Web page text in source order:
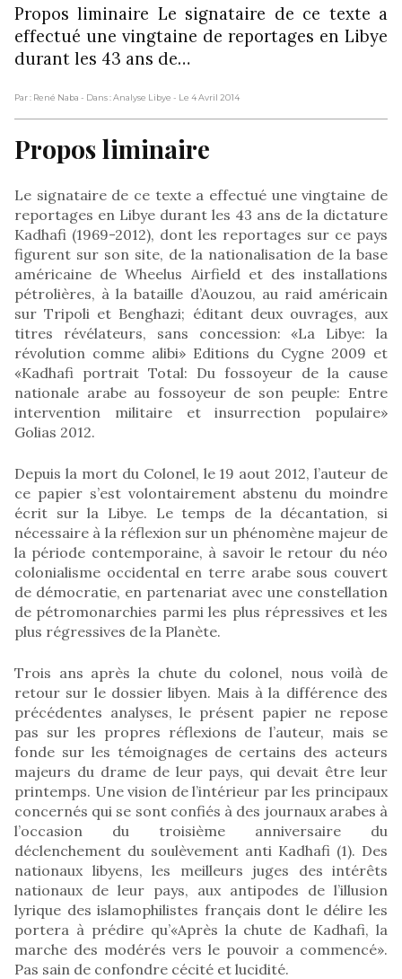
Propos liminaire Le signataire de ce texte a
effectué une vingtaine de reportages en Libye
durant les 43 ans de…
Par : René Naba - Dans : Analyse Libye - Le 4 Avril 2014
Propos liminaire
Le signataire de ce texte a effectué une vingtaine de
reportages en Libye durant les 43 ans de la dictature
Kadhafi (1969-2012), dont les reportages sur ce pays
figurent sur son site, de la nationalisation de la base
américaine de Wheelus Airfield et des installations
pétrolières, à la bataille d’Aouzou, au raid américain
sur Tripoli et Benghazi; éditant deux ouvrages, aux
titres révélateurs, sans concession: «La Libye: la
révolution comme alibi» Editions du Cygne 2009 et
«Kadhafi portrait Total: Du fossoyeur de la cause
nationale arabe au fossoyeur de son peuple: Entre
intervention militaire et insurrection populaire»
Golias 2012.
Depuis la mort du Colonel, le 19 aout 2012, l’auteur de
ce papier s’est volontairement abstenu du moindre
écrit sur la Libye. Le temps de la décantation, si
nécessaire à la réflexion sur un phénomène majeur de
la période contemporaine, à savoir le retour du néo
colonialisme occidental en terre arabe sous couvert
de démocratie, en partenariat avec une constellation
de pétromonarchies parmi les plus répressives et les
plus régressives de la Planète.
Trois ans après la chute du colonel, nous voilà de
retour sur le dossier libyen. Mais à la différence des
précédentes analyses, le présent papier ne repose
pas sur les propres réflexions de l’auteur, mais se
fonde sur les témoignages de certains des acteurs
majeurs du drame de leur pays, qui devait être leur
printemps. Une vision de l’intérieur par les principaux
concernés qui se sont confiés à des journaux arabes à
l’occasion du troisième anniversaire du
déclenchement du soulèvement anti Kadhafi (1). Des
nationaux libyens, les meilleurs juges des intérêts
nationaux de leur pays, aux antipodes de l’illusion
lyrique des islamophilistes français dont le délire les
portera à prédire qu’«Après la chute de Kadhafi, la
marche des modérés vers le pouvoir a commencé».
Pas sain de confondre cécité et lucidité.